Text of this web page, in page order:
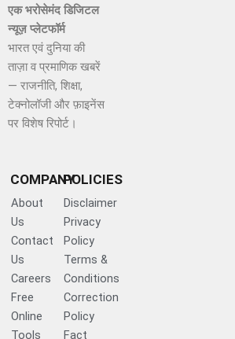
एक भरोसेमंद डिजिटल
न्यूज़ प्लेटफॉर्म
भारत एवं दुनिया की
ताज़ा व प्रमाणिक खबरें
— राजनीति, शिक्षा,
टेक्नोलॉजी और फ़ाइनेंस
पर विशेष रिपोर्ट।
COMPANY
About
Us
Contact
Us
Careers
Free
Online
Tools
POLICIES
Disclaimer
Privacy
Policy
Terms &
Conditions
Correction
Policy
Fact